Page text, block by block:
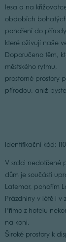
lesa a na
obdobích
ponoření do
které oživují naše
Doporučeno těm,
městského rytmu,
prostorné prostory
přírodou, aniž
Identifikační kód:
V srdci nedotčené
dům je součástí
Latemar, pohořím
Prázdniny v létě i v
Přímo z hotelu
na koni.
Široké prostory k